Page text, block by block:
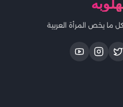
ما يخص المرأة العربية